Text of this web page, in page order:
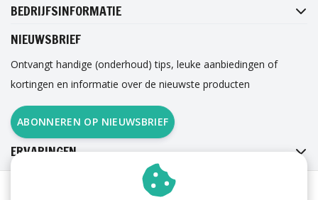
BEDRIJFSINFORMATIE
NIEUWSBRIEF
Ontvangt handige (onderhoud) tips, leuke aanbiedingen of
kortingen en informatie over de nieuwste producten
ABONNEREN OP NIEUWSBRIEF
ERVARINGEN